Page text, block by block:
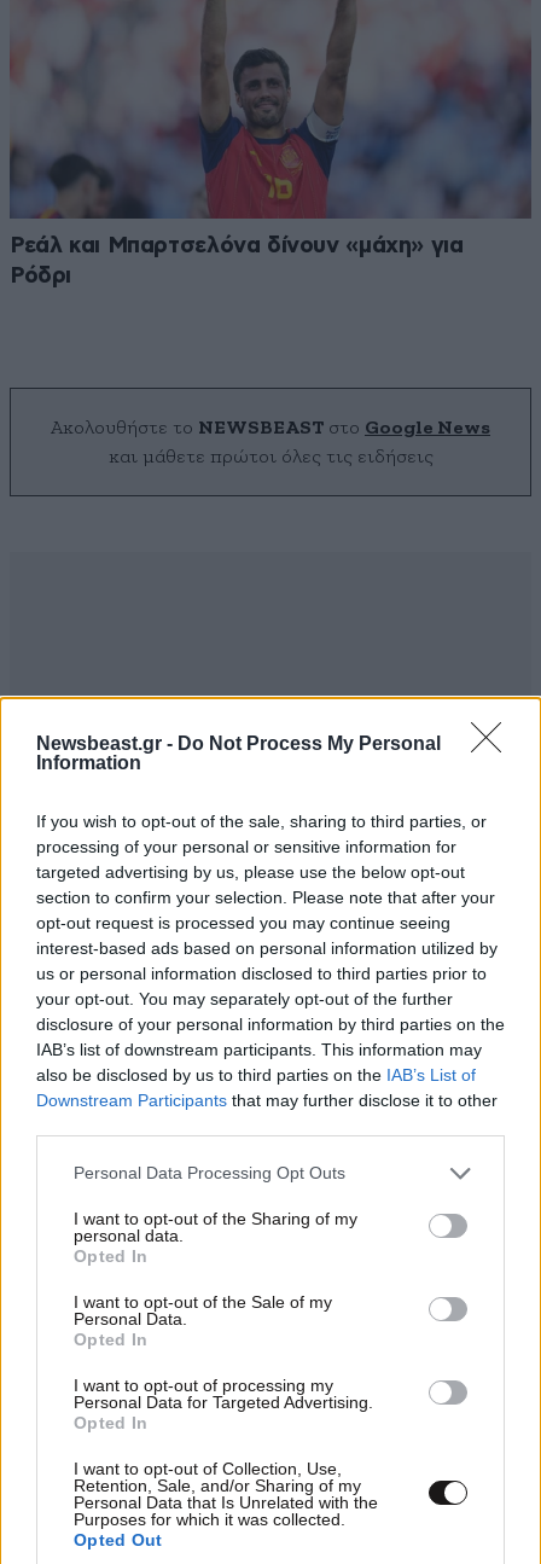
Newsbeast.gr - Do Not Process My Personal
Information
If you wish to opt-out of the sale, sharing to third parties, or
processing of your personal or sensitive information for
targeted advertising by us, please use the below opt-out
section to confirm your selection. Please note that after your
opt-out request is processed you may continue seeing
interest-based ads based on personal information utilized by
us or personal information disclosed to third parties prior to
your opt-out. You may separately opt-out of the further
disclosure of your personal information by third parties on the
IAB’s list of downstream participants. This information may
also be disclosed by us to third parties on the IAB’s List of
Downstream Participants that may further disclose it to other
Please note that this website/app uses one or more Google
not limited to your visit or usage behaviour. You may click to
grant or deny consent to Google and its third-party tags to
use your data for below specified purposes in below Google
consent section.
Personal Data Processing Opt Outs
I want to opt-out of the Sharing of my
personal data.
Opted In
I want to opt-out of the Sale of my
Personal Data.
Opted In
I want to opt-out of processing my
Personal Data for Targeted Advertising.
Opted In
I want to opt-out of Collection, Use,
Retention, Sale, and/or Sharing of my
Personal Data that Is Unrelated with the
Purposes for which it was collected.
Opted Out
Ρεάλ και Μπαρτσελόνα δίνουν «μάχη» για
Ρόδρι
Ακολουθήστε το NEWSBEAST στο Google News
και μάθετε πρώτοι όλες τις ειδήσεις
0 ΣΧΌΛΙΑ ΑΝΑΓΝΩΣΤΏΝ
ΠΡΟΣΘΕΣΤΕ ΤΟ ΣΧΟΛΙΟ ΣΑΣ
Xαρακτήρες: 0/1000
Διαβάστε και ακολουθήστε τους κανόνες σχολιασμού
ΠΡΟΣΘΗΚΗ